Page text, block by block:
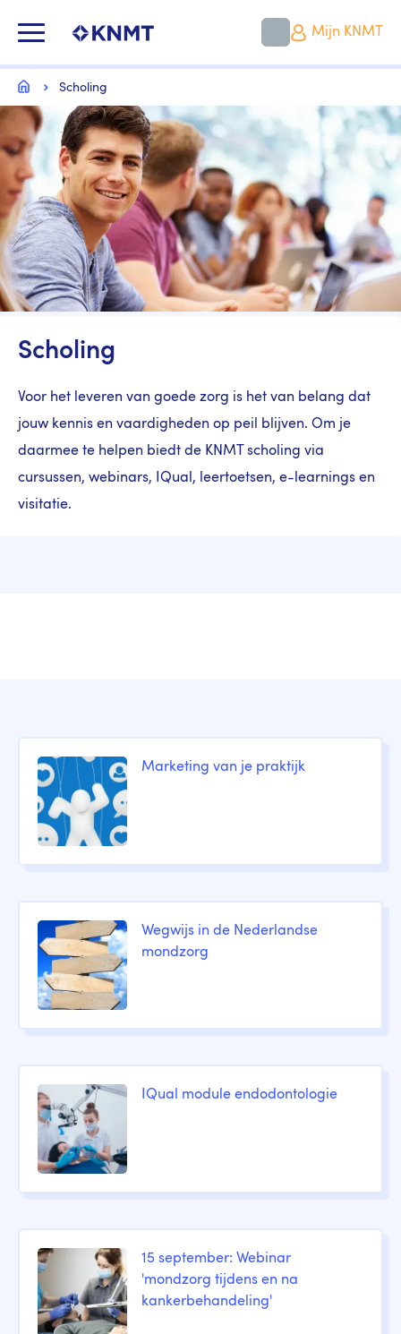
naar
inhoud
gaan
Mijn KNMT
Kruimelpad
HomeScholing
Image
Scholing
Voor het leveren van goede zorg is het van belang dat
jouw kennis en vaardigheden op peil blijven. Om je
daarmee te helpen biedt de KNMT scholing via
cursussen, webinars, IQual, leertoetsen, e-learnings en
visitatie.
Marketing van je praktijk
Wegwijs in de Nederlandse
mondzorg
IQual module endodontologie
15 september: Webinar
'mondzorg tijdens en na
kankerbehandeling'